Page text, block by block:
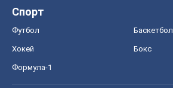
Спорт
Футбол Баскетбол
Хокей Бокс
Формула-1